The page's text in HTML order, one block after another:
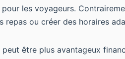
les voyageurs.
ou créer des horaires
être plus avantageux